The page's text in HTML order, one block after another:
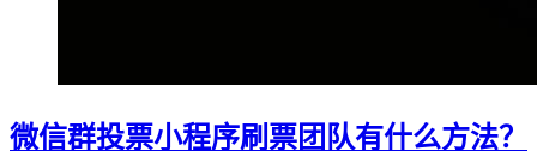
微信群投票小程序刷票团队有什么方法？